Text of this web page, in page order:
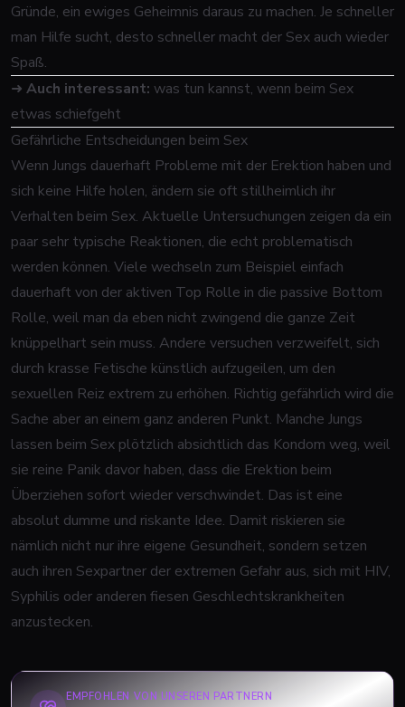
Gründe, ein ewiges Geheimnis daraus zu machen. Je schneller
man Hilfe sucht, desto schneller macht der Sex auch wieder
Spaß.
➜ Auch interessant: was tun kannst, wenn beim Sex
etwas schiefgeht
Gefährliche Entscheidungen beim Sex
Wenn Jungs dauerhaft Probleme mit der Erektion haben und
sich keine Hilfe holen, ändern sie oft stillheimlich ihr
Verhalten beim Sex. Aktuelle Untersuchungen zeigen da ein
paar sehr typische Reaktionen, die echt problematisch
werden können. Viele wechseln zum Beispiel einfach
dauerhaft von der aktiven Top Rolle in die passive Bottom
Rolle, weil man da eben nicht zwingend die ganze Zeit
knüppelhart sein muss. Andere versuchen verzweifelt, sich
durch krasse Fetische künstlich aufzugeilen, um den
sexuellen Reiz extrem zu erhöhen. Richtig gefährlich wird die
Sache aber an einem ganz anderen Punkt. Manche Jungs
lassen beim Sex plötzlich absichtlich das Kondom weg, weil
sie reine Panik davor haben, dass die Erektion beim
Überziehen sofort wieder verschwindet. Das ist eine
absolut dumme und riskante Idee. Damit riskieren sie
nämlich nicht nur ihre eigene Gesundheit, sondern setzen
auch ihren Sexpartner der extremen Gefahr aus, sich mit HIV,
Syphilis oder anderen fiesen Geschlechtskrankheiten
anzustecken.
EMPFOHLEN VON UNSEREN PARTNERN